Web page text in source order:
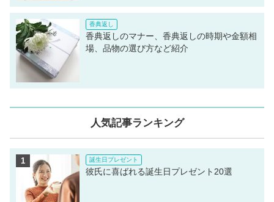
香典返しのマナー、香典返しの時期や金額相
場、品物の選び方など紹介
人気記事ランキング
彼氏に喜ばれる誕生日プレゼント20選